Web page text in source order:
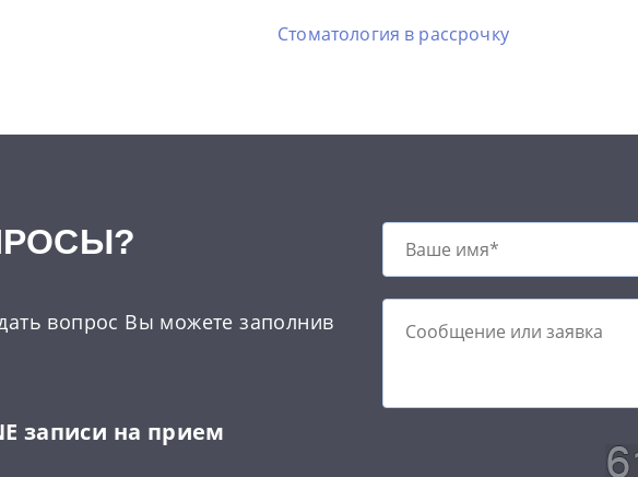
Стоматология в рассрочку
вопрос Вы можете заполнив
записи на прием